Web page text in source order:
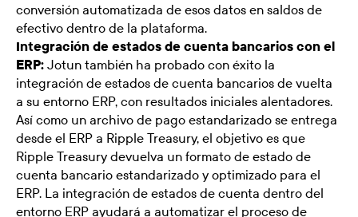
conversión automatizada de esos datos en saldos de
efectivo dentro de la plataforma.
Integración de estados de cuenta bancarios con el
ERP: Jotun también ha probado con éxito la
integración de estados de cuenta bancarios de vuelta
a su entorno ERP, con resultados iniciales alentadores.
Así como un archivo de pago estandarizado se entrega
desde el ERP a Ripple Treasury, el objetivo es que
Ripple Treasury devuelva un formato de estado de
cuenta bancario estandarizado y optimizado para el
ERP. La integración de estados de cuenta dentro del
entorno ERP ayudará a automatizar el proceso de